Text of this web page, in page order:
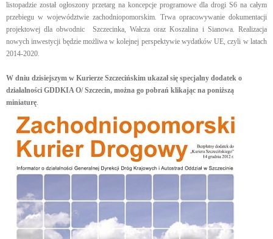
listopadzie został ogłoszony przetarg na koncepcje programowe dla drogi S6 na całym
przebiegu w województwie zachodniopomorskim. Trwa opracowywanie dokumentacji
projektowej dla obwodnic Szczecinka, Wałcza oraz Koszalina i Sianowa. Realizacja
nowych inwestycji będzie możliwa w kolejnej perspektywie wydatków UE, czyli w latach
2014-2020.
W dniu dzisiejszym w Kurierze Szczecińskim ukazał się specjalny dodatek o
działalności GDDKIA O/ Szczecin, można go pobrań klikając na poniższą
miniaturę.